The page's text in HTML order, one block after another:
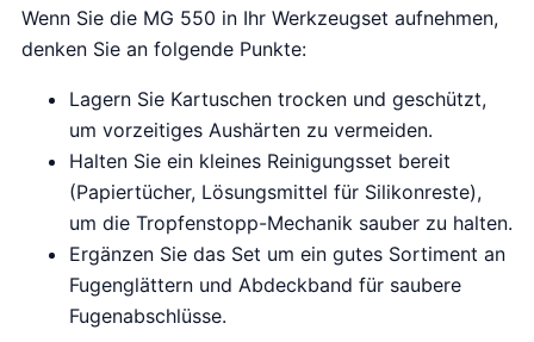
Wenn Sie die MG 550 in Ihr Werkzeugset aufnehmen,
denken Sie an folgende Punkte:
Lagern Sie Kartuschen trocken und geschützt,
um vorzeitiges Aushärten zu vermeiden.
Halten Sie ein kleines Reinigungsset bereit
(Papiertücher, Lösungsmittel für Silikonreste),
um die Tropfenstopp-Mechanik sauber zu halten.
Ergänzen Sie das Set um ein gutes Sortiment an
Fugenglättern und Abdeckband für saubere
Fugenabschlüsse.